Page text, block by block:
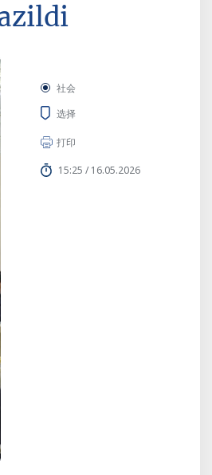
社会
选择
打印
15:25 / 16.05.2026